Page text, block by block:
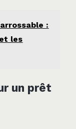
:
les
un prêt